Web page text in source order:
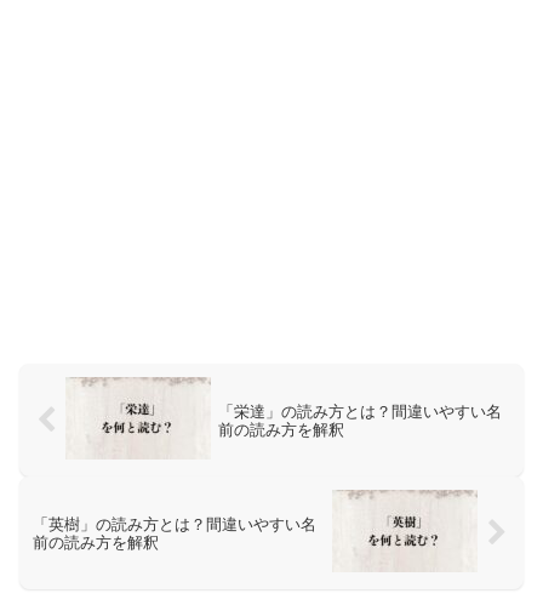
「栄達」の読み方とは？間違いやすい名
前の読み方を解釈
「英樹」の読み方とは？間違いやすい名
前の読み方を解釈